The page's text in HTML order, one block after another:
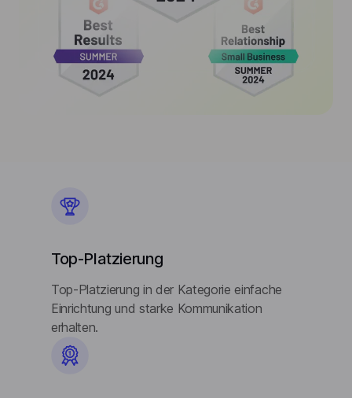
Top-Platzierung
Top-Platzierung in der Kategorie einfache
Einrichtung und starke Kommunikation
erhalten.